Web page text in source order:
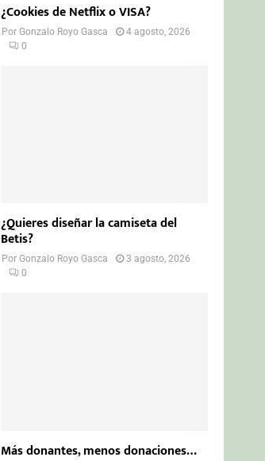
¿Cookies de Netflix o VISA?
PorGonzalo Royo Gasca
4 agosto, 2026
0
¿Quieres diseñar la camiseta del
Betis?
PorGonzalo Royo Gasca
3 agosto, 2026
0
Más donantes, menos donaciones…